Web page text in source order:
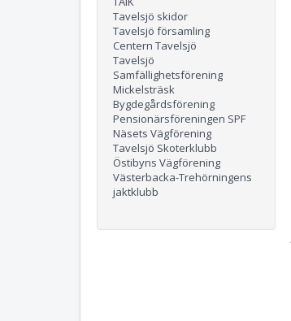
Tavelsjö skidor
Tavelsjö församling
Centern Tavelsjö
Tavelsjö
Samfällighetsförening
Mickelsträsk
Bygdegårdsförening
Pensionärsföreningen SPF
Näsets Vägförening
Tavelsjö Skoterklubb
Östibyns Vägförening
Västerbacka-Trehörningens
jaktklubb